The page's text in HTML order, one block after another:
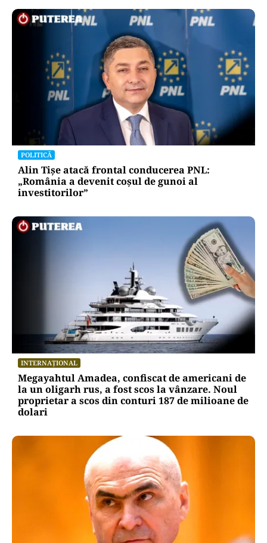
POLITICĂ
Alin Tișe atacă frontal conducerea PNL:
„România a devenit coșul de gunoi al
investitorilor”
INTERNAȚIONAL
Megayahtul Amadea, confiscat de americani de
la un oligarh rus, a fost scos la vânzare. Noul
proprietar a scos din conturi 187 de milioane de
dolari